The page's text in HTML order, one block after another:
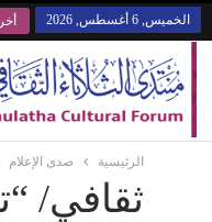
الخميس, 6 أغسطس, 2026
الرئيسية صدى الإعلام
ثقافي/